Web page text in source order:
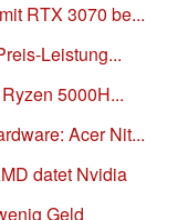
RTX 3070 be...
Leistung...
5000H...
Acer Nit...
datet Nvidia
Geld